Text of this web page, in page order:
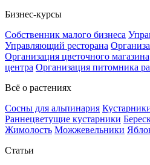
Бизнес-курсы
Собственник малого бизнеса
Управляющий ресторана
Организация цветочного магазина
центра Организация питомника
Всё о растениях
Сосны для альпинария
Раннецветущие кустарники
Жимолость Можжевельники
Статьи